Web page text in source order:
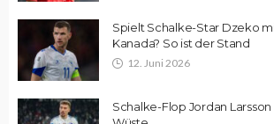
Spielt Schalke-Star Dzeko
Kanada? So ist der Stand
12. Juni 2026
Schalke-Flop Jordan